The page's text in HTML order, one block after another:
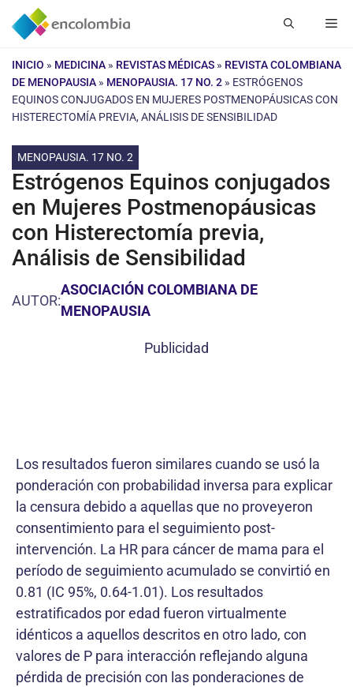
Saltar
INICIO » MEDICINA » REVISTAS MÉDICAS » REVISTA COLOMBIANA
DE MENOPAUSIA » MENOPAUSIA. 17 NO. 2 » ESTRÓGENOS
EQUINOS CONJUGADOS EN MUJERES POSTMENOPÁUSICAS CON
HISTERECTOMÍA PREVIA, ANÁLISIS DE SENSIBILIDAD
MENOPAUSIA. 17 NO. 2
Estrógenos Equinos conjugados
en Mujeres Postmenopáusicas
con Histerectomía previa,
Análisis de Sensibilidad
AUTOR:
ASOCIACIÓN COLOMBIANA DE
MENOPAUSIA
Publicidad
Los resultados fueron similares cuando se usó la
ponderación con probabilidad inversa para explicar
la censura debido a aquellas que no proveyeron
consentimiento para el seguimiento post-
intervención. La HR para cáncer de mama para el
período de seguimiento acumulado se convirtió en
0.81 (IC 95%, 0.64-1.01). Los resultados
estratificados por edad fueron virtualmente
idénticos a aquellos descritos en otro lado, con
valores de P para interacción reflejando alguna
pérdida de precisión con las ponderaciones de